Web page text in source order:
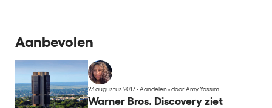
Aanbevolen
23 augustus 2017 - Aandelen•door Amy Yassim
Warner Bros. Discovery ziet